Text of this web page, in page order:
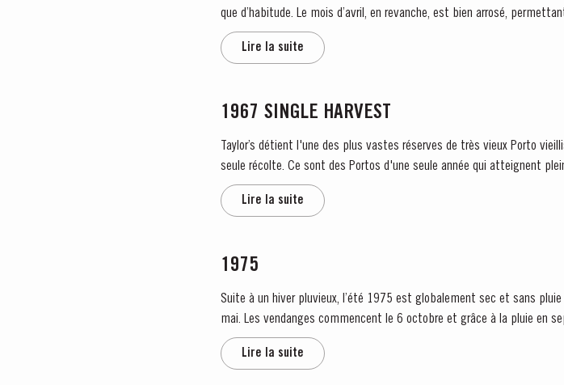
que d’habitude. Le mois d’avril, en revanche, est bien arrosé, permettant de recharger les réserves en eau du sol. Le temps reste
pluvieux et froid pendant la...
Lire la suite
1967 SINGLE HARVEST
Taylor’s détient l'une des plus vastes réserves de très vieux Porto
seule récolte. Ce sont des Portos d'une seule année qui atteignent
Lire la suite
1975
Suite à un hiver pluvieux, l’été 1975 est globalement sec et sans
mai. Les vendanges commencent le 6 octobre et grâce à la pluie en
reproché...
Lire la suite